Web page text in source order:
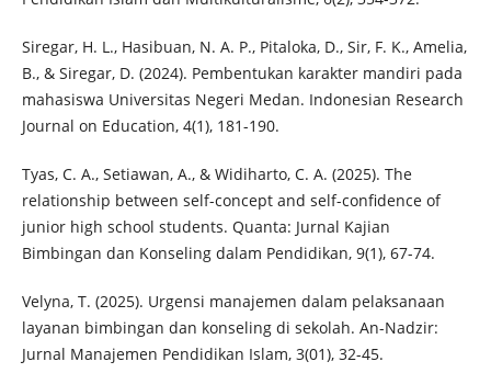
Siregar, H. L., Hasibuan, N. A. P., Pitaloka, D., Sir, F. K., Amelia,
B., & Siregar, D. (2024). Pembentukan karakter mandiri pada
mahasiswa Universitas Negeri Medan. Indonesian Research
Journal on Education, 4(1), 181-190.
Tyas, C. A., Setiawan, A., & Widiharto, C. A. (2025). The
relationship between self-concept and self-confidence of
junior high school students. Quanta: Jurnal Kajian
Bimbingan dan Konseling dalam Pendidikan, 9(1), 67-74.
Velyna, T. (2025). Urgensi manajemen dalam pelaksanaan
layanan bimbingan dan konseling di sekolah. An-Nadzir:
Jurnal Manajemen Pendidikan Islam, 3(01), 32-45.